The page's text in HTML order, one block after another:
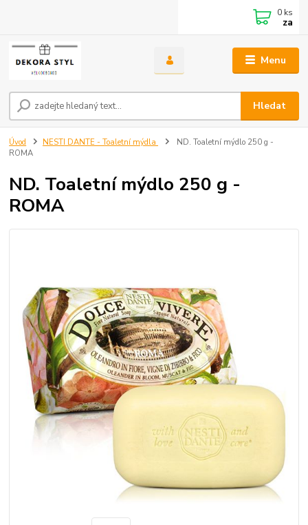
Menu
Hledat
0 ks
za
Úvod NESTI DANTE - Toaletní mýdla
ND. Toaletní mýdlo 250 g -
ROMA
ND. Toaletní mýdlo 250 g -
ROMA